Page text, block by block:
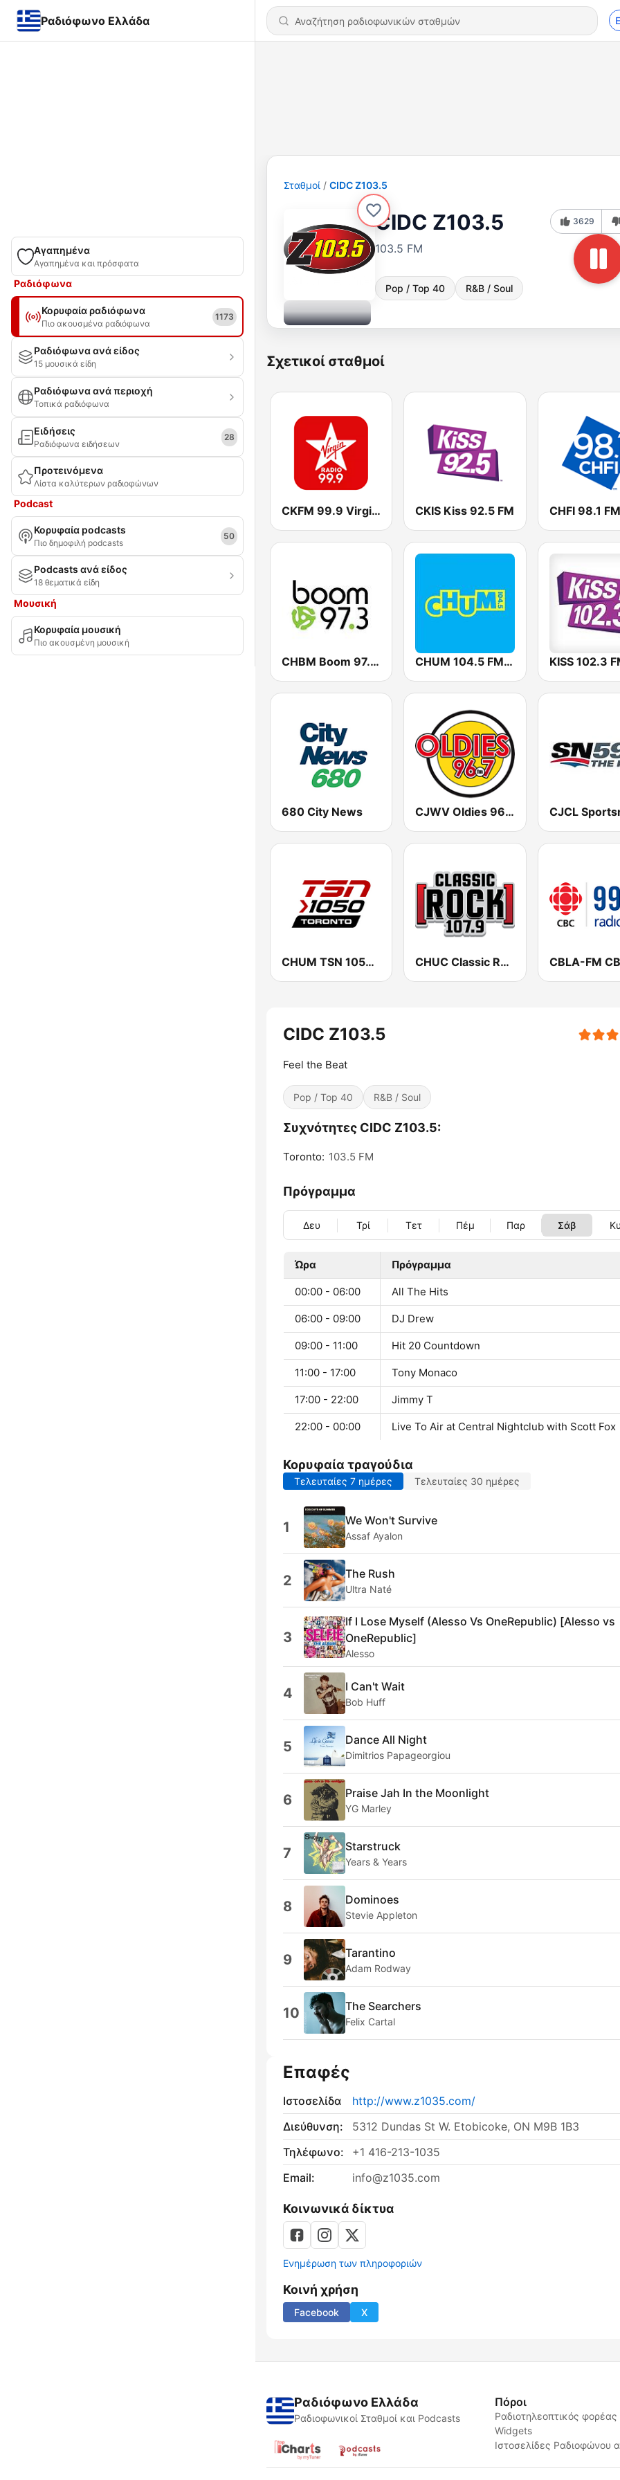
Ραδιόφωνο Ελλάδα
Αγαπημένα
Αγαπημένα και πρόσφατα
Ραδιόφωνα
Κορυφαία ραδιόφωνα
Πιο ακουσμένα ραδιόφωνα
1173
Ραδιόφωνα ανά είδος
15 μουσικά είδη
Ραδιόφωνα ανά περιοχή
Τοπικά ραδιόφωνα
Ειδήσεις
Ραδιόφωνα ειδήσεων
28
Προτεινόμενα
Λίστα καλύτερων ραδιοφώνων
Podcast
Κορυφαία podcasts
Πιο δημοφιλή podcasts
50
Podcasts ανά είδος
18 θεματικά είδη
Μουσική
Κορυφαία μουσική
Πιο ακουσμένη μουσική
Σταθμοί CIDC Z103.5
CIDC Z103.5
103.5 FM
Pop / Top 40 R&B / Soul
3629
Σχετικοί σταθμοί
CKFM 99.9 Virgin Radio Toronto CKIS Kiss 92.5 FM
CHBM Boom 97.3 FM CHUM 104.5 FM (CA Only) KISS 102.3
680 City News CJWV Oldies 96.7 FM
CHUM TSN 1050 AM CHUC Classic Rock 107.9 FM
CIDC Z103.5
Feel the Beat
Pop / Top 40 R&B / Soul
Συχνότητες CIDC Z103.5:
Toronto: 103.5 FM
Πρόγραμμα
Δευ Τρί Τετ Πέμ Παρ Σάβ
Ώρα Πρόγραμμα
00:00 - 06:00 All The Hits
06:00 - 09:00 DJ Drew
09:00 - 11:00 Hit 20 Countdown
11:00 - 17:00 Tony Monaco
17:00 - 22:00 Jimmy T
22:00 - 00:00 Live To Air at Central Nightclub with Scott Fox
Κορυφαία τραγούδια
Τελευταίες 7 ημέρες Τελευταίες 30 ημέρες
1 We Won't Survive
Assaf Ayalon
2 The Rush
Ultra Naté
3
If I Lose Myself (Alesso Vs OneRepublic) [Alesso vs
OneRepublic]
Alesso
4 I Can't Wait
Bob Huff
5 Dance All Night
Dimitrios Papageorgiou
6 Praise Jah In the Moonlight
YG Marley
7 Starstruck
Years & Years
8 Dominoes
Stevie Appleton
9 Tarantino
Adam Rodway
10 The Searchers
Felix Cartal
Επαφές
Ιστοσελίδα
http://www.z1035.com/
Διεύθυνση:
5312 Dundas St W. Etobicoke, ON M9B 1B3
Τηλέφωνο:
+1 416-213-1035
Email:
info@z1035.com
Κοινωνικά δίκτυα
Ενημέρωση των πληροφοριών
Κοινή χρήση
Facebook X
Ραδιόφωνο Ελλάδα
Ραδιοφωνικοί Σταθμοί και Podcasts
Πόροι
Ραδιοτηλεοπτικός φορέας
Widgets
Ιστοσελίδες Ραδιοφώνου